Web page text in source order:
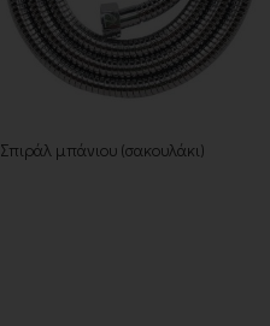
Σπιράλ μπάνιου (σακουλάκι)